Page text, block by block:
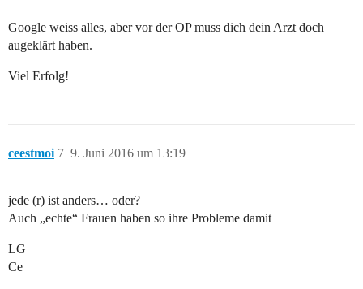
Google weiss alles, aber vor der OP muss dich dein Arzt doch
augeklärt haben.
Viel Erfolg!
ceestmoi 9. Juni 2016 um 13:19
7
jede (r) ist anders… oder?
Auch „echte“ Frauen haben so ihre Probleme damit
LG
Ce